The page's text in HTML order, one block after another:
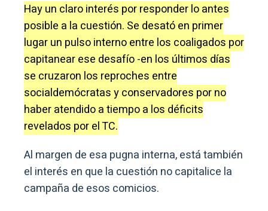
Hay un claro interés por responder lo antes
posible a la cuestión. Se desató en primer
lugar un pulso interno entre los coaligados por
capitanear ese desafío -en los últimos días
se cruzaron los reproches entre
socialdemócratas y conservadores por no
haber atendido a tiempo a los déficits
revelados por el TC.
Al margen de esa pugna interna, está también
el interés en que la cuestión no capitalice la
campaña de esos comicios.